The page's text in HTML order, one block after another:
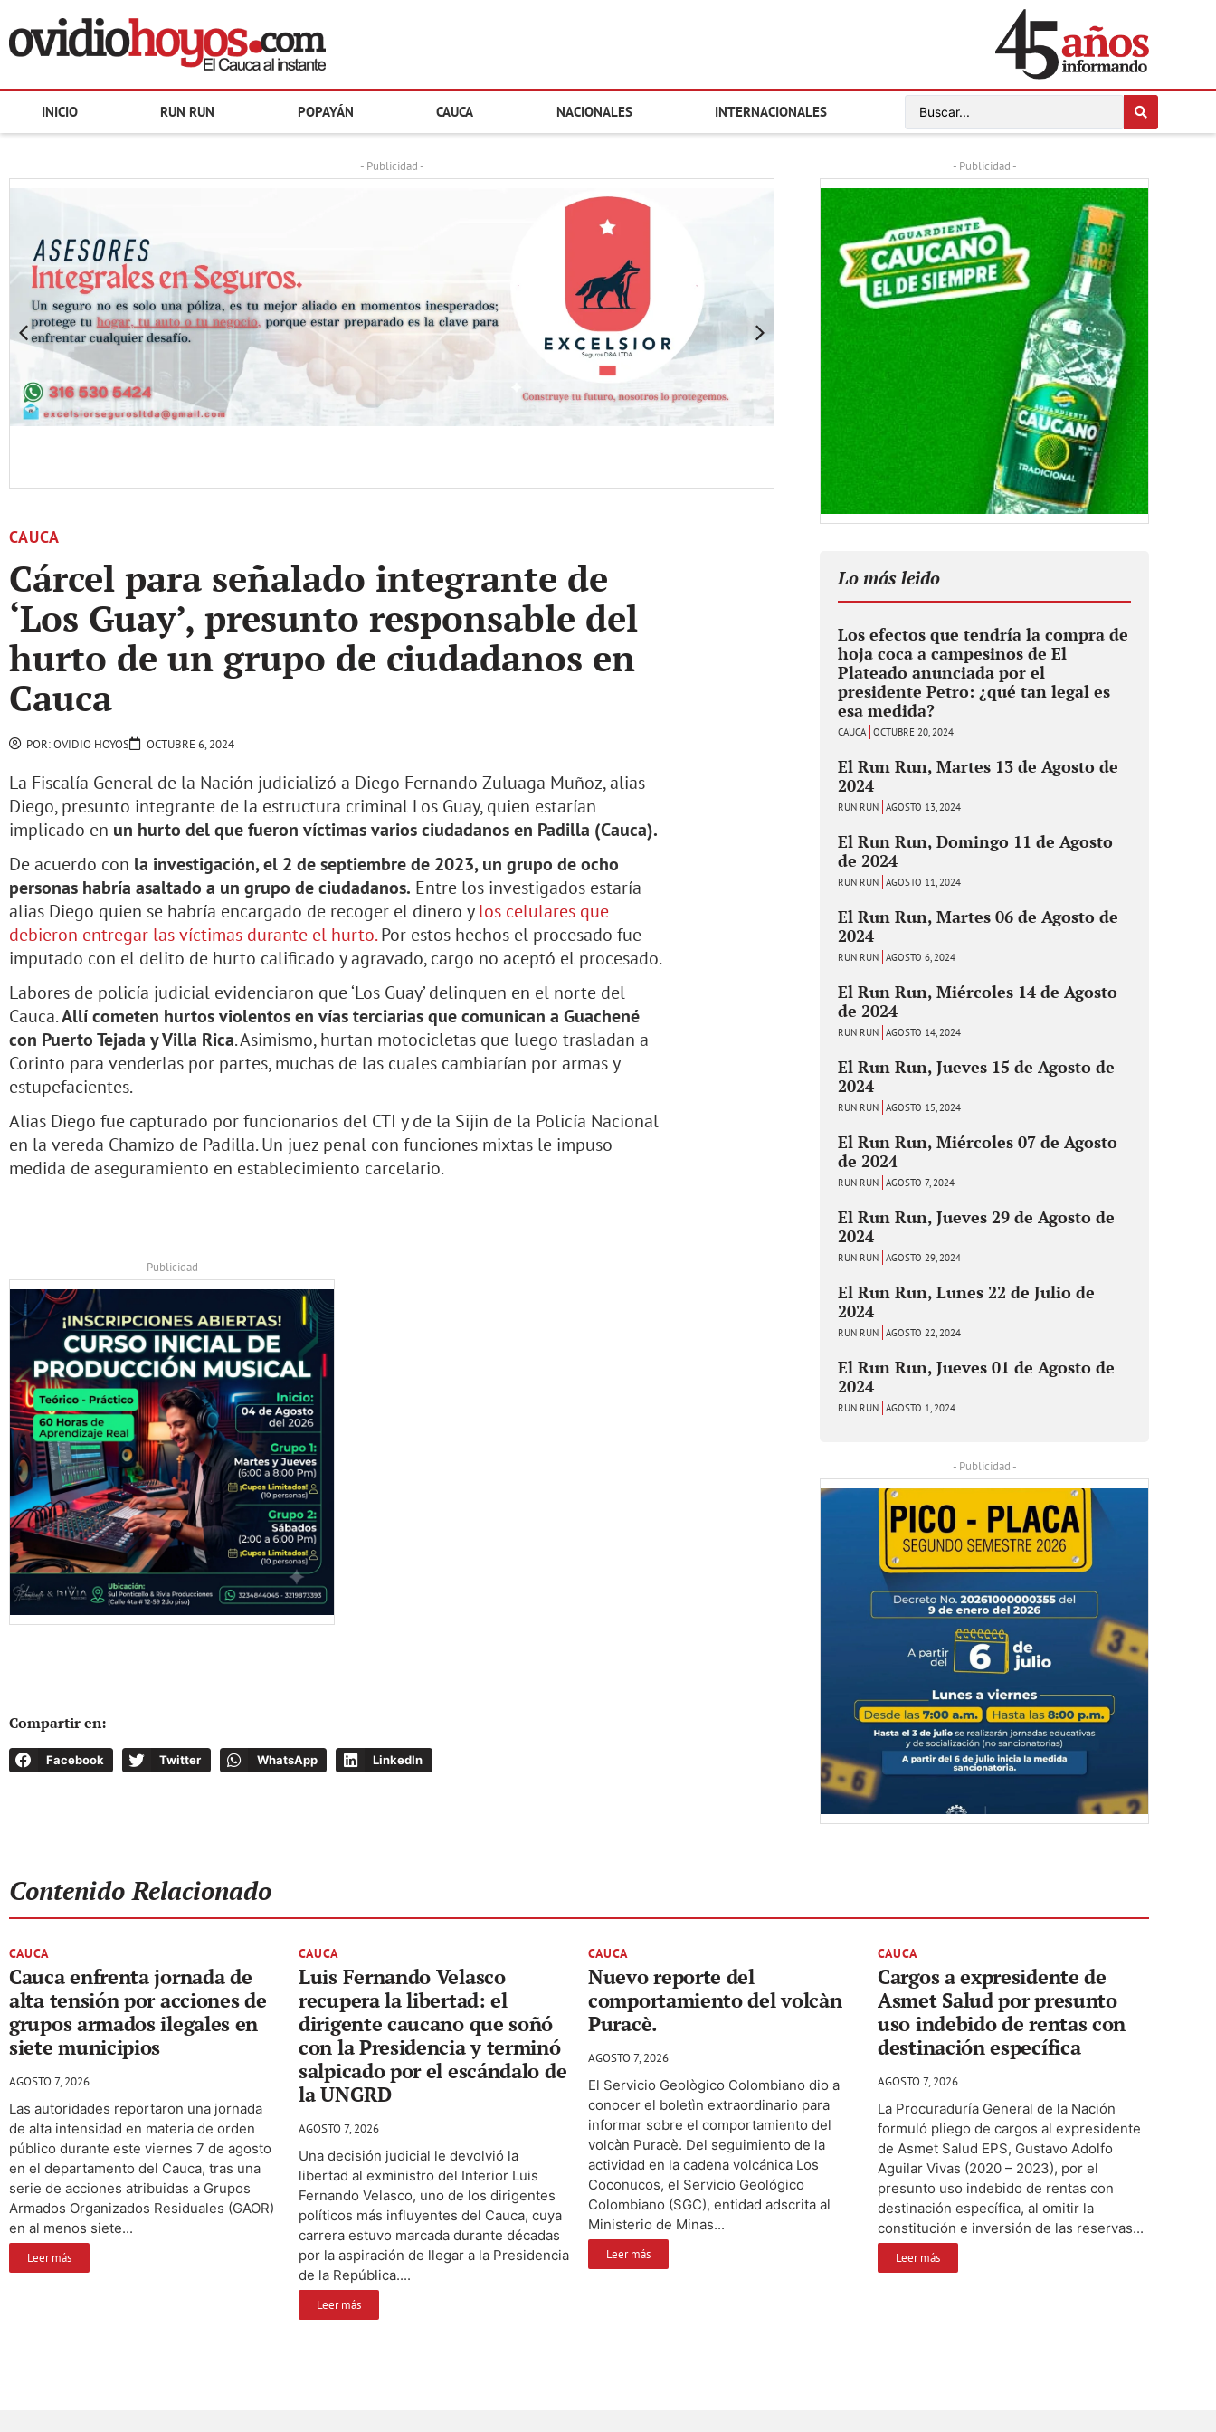
INICIO RUN RUN POPAYÁN CAUCA NACIONALES INTERNACIONALES
- Publicidad -
CAUCA
Cárcel para señalado integrante de
‘Los Guay’, presunto responsable del
hurto de un grupo de ciudadanos en
Cauca
POR:OVIDIO HOYOS OCTUBRE 6, 2024
La Fiscalía General de la Nación judicializó a Diego Fernando Zuluaga Muñoz, alias
Diego, presunto integrante de la estructura criminal Los Guay, quien estarían
implicado en un hurto del que fueron víctimas varios ciudadanos en Padilla (Cauca).
De acuerdo con la investigación, el 2 de septiembre de 2023, un grupo de ocho
personas habría asaltado a un grupo de ciudadanos. Entre los investigados estaría
alias Diego quien se habría encargado de recoger el dinero ylos celulares que
debieron entregar las víctimas durante el hurto.Por estos hechos el procesado fue
imputado con el delito de hurto calificado y agravado, cargo no aceptó el procesado.
Labores de policía judicial evidenciaron que ‘Los Guay’ delinquen en el norte del
Cauca.Allí cometen hurtos violentos en vías terciarias que comunican a Guachené
con Puerto Tejada y Villa Rica. Asimismo, hurtan motocicletas que luego trasladan a
Corinto para venderlas por partes, muchas de las cuales cambiarían por armas y
estupefacientes.
Alias Diego fue capturado por funcionarios del CTI y de la Sijin de la Policía Nacional
en la vereda Chamizo de Padilla. Un juez penal con funciones mixtas le impuso
medida de aseguramiento en establecimiento carcelario.
- Publicidad -
Compartir en:
Facebook Twitter WhatsApp LinkedIn
- Publicidad -
Lo más leido
Los efectos que tendría la compra de
hoja coca a campesinos de El
Plateado anunciada por el
presidente Petro: ¿qué tan legal es
esa medida?
CAUCA OCTUBRE 20, 2024
El Run Run, Martes 13 de Agosto de
2024
RUN RUN AGOSTO 13, 2024
El Run Run, Domingo 11 de Agosto
de 2024
RUN RUN AGOSTO 11, 2024
El Run Run, Martes 06 de Agosto de
2024
RUN RUN AGOSTO 6, 2024
El Run Run, Miércoles 14 de Agosto
de 2024
RUN RUN AGOSTO 14, 2024
El Run Run, Jueves 15 de Agosto de
2024
RUN RUN AGOSTO 15, 2024
El Run Run, Miércoles 07 de Agosto
de 2024
RUN RUN AGOSTO 7, 2024
El Run Run, Jueves 29 de Agosto de
2024
RUN RUN AGOSTO 29, 2024
El Run Run, Lunes 22 de Julio de
2024
RUN RUN AGOSTO 22, 2024
El Run Run, Jueves 01 de Agosto de
2024
RUN RUN AGOSTO 1, 2024
- Publicidad -
Contenido Relacionado
CAUCA
Cauca enfrenta jornada de
alta tensión por acciones de
grupos armados ilegales en
siete municipios
AGOSTO 7, 2026
Las autoridades reportaron una jornada
de alta intensidad en materia de orden
público durante este viernes 7 de agosto
en el departamento del Cauca, tras una
serie de acciones atribuidas a Grupos
Armados Organizados Residuales (GAOR)
en al menos siete...
Leer más
CAUCA
Luis Fernando Velasco
recupera la libertad: el
dirigente caucano que soñó
con la Presidencia y terminó
salpicado por el escándalo de
la UNGRD
AGOSTO 7, 2026
Una decisión judicial le devolvió la
libertad al exministro del Interior Luis
Fernando Velasco, uno de los dirigentes
políticos más influyentes del Cauca, cuya
carrera estuvo marcada durante décadas
por la aspiración de llegar a la Presidencia
de la República....
Leer más
CAUCA
Nuevo reporte del
comportamiento del volcàn
Puracè.
AGOSTO 7, 2026
El Servicio Geològico Colombiano dio a
conocer el boletìn extraordinario para
informar sobre el comportamiento del
volcàn Puracè. Del seguimiento de la
actividad en la cadena volcánica Los
Coconucos, el Servicio Geológico
Colombiano (SGC), entidad adscrita al
Ministerio de Minas...
Leer más
CAUCA
Cargos a expresidente de
Asmet Salud por presunto
uso indebido de rentas con
destinación específica
AGOSTO 7, 2026
La Procuraduría General de la Nación
formuló pliego de cargos al expresidente
de Asmet Salud EPS, Gustavo Adolfo
Aguilar Vivas (2020 – 2023), por el
presunto uso indebido de rentas con
destinación específica, al omitir la
constitución e inversión de las reservas...
Leer más